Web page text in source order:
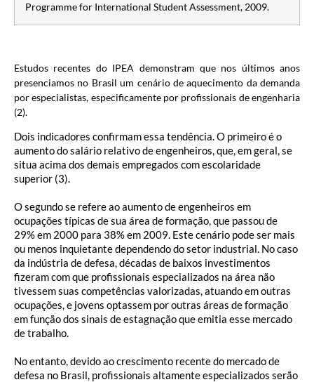
Programme for International Student Assessment, 2009.
Estudos recentes do IPEA demonstram que nos últimos anos
presenciamos no Brasil um cenário de aquecimento da demanda
por especialistas, especificamente por profissionais de engenharia
(2).
Dois indicadores confirmam essa tendência. O primeiro é o
aumento do salário relativo de engenheiros, que, em geral, se
situa acima dos demais empregados com escolaridade
superior (3).
O segundo se refere ao aumento de engenheiros em
ocupações típicas de sua área de formação, que passou de
29% em 2000 para 38% em 2009. Este cenário pode ser mais
ou menos inquietante dependendo do setor industrial. No caso
da indústria de defesa, décadas de baixos investimentos
fizeram com que profissionais especializados na área não
tivessem suas competências valorizadas, atuando em outras
ocupações, e jovens optassem por outras áreas de formação
em função dos sinais de estagnação que emitia esse mercado
de trabalho.
No entanto, devido ao crescimento recente do mercado de
defesa no Brasil, profissionais altamente especializados serão